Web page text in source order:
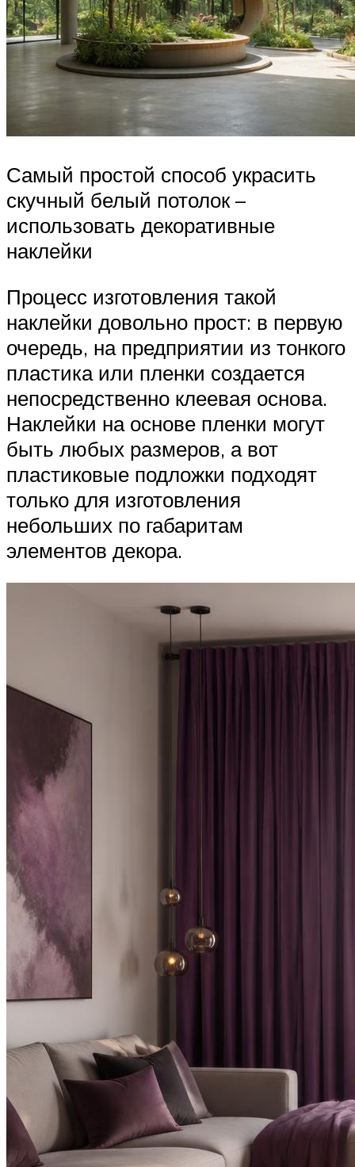
Самый простой способ украсить
скучный белый потолок –
использовать декоративные
наклейки
Процесс изготовления такой
наклейки довольно прост: в первую
очередь, на предприятии из тонкого
пластика или пленки создается
непосредственно клеевая основа.
Наклейки на основе пленки могут
быть любых размеров, а вот
пластиковые подложки подходят
только для изготовления
небольших по габаритам
элементов декора.